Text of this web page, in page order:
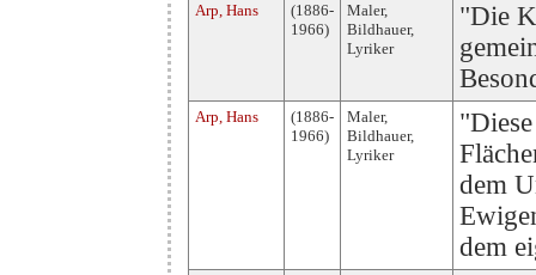
Arp, Hans
(1886-
1966)
Maler,
Bildhauer,
Lyriker
"Die
Arp, Hans
(1886-
1966)
Maler,
Bildhauer,
Lyriker
dem
dem